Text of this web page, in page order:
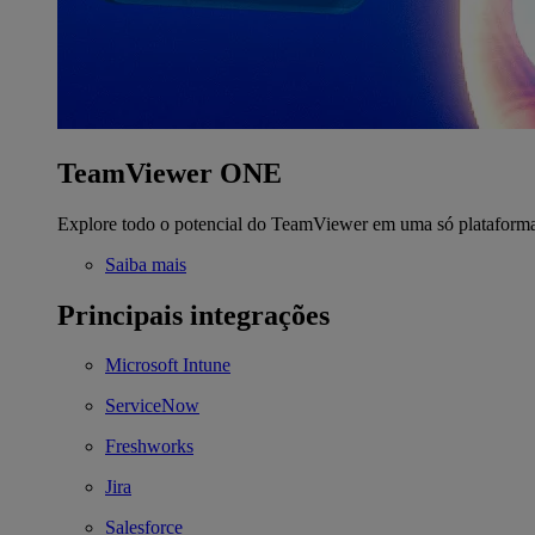
TeamViewer ONE
Explore todo o potencial do TeamViewer em uma só
Saiba mais
Principais integrações
Microsoft Intune
ServiceNow
Freshworks
Jira
Salesforce